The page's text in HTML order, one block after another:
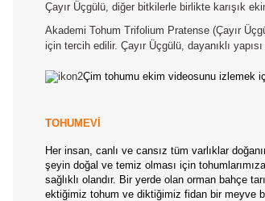
Çayır Üçgülü, diğer bitkilerle birlikte karışık
Akademi Tohum Trifolium Pratense (Çayır
için tercih edilir. Çayır Üçgülü, dayanıklı
Çim tohumu ekim videosunu izlemek
TOHUMEVİ
Her insan, canlı ve cansız tüm varlıklar
şeyin doğal ve temiz olması için
sağlıklı olandır. Bir yerde olan orman bahçe
ektiğimiz tohum ve diktiğimiz fidan bir meyve